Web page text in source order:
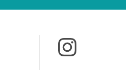
Instagram